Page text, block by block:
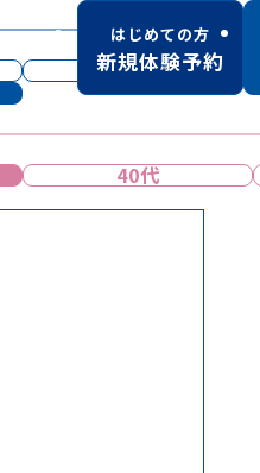
しみ・くすみ
40代
はじめての方
新規体験予約